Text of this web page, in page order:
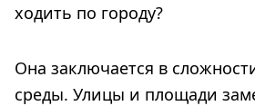
ходить по городу?
Она заключается в
среды. Улицы и площади